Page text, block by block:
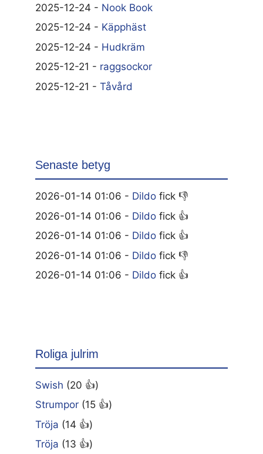
2025-12-24 - Nook Book
2025-12-24 - Käpphäst
2025-12-24 - Hudkräm
2025-12-21 - raggsockor
2025-12-21 - Tåvård
Senaste betyg
2026-01-14 01:06 - Dildo fick 👎
2026-01-14 01:06 - Dildo fick 👍
2026-01-14 01:06 - Dildo fick 👍
2026-01-14 01:06 - Dildo fick 👎
2026-01-14 01:06 - Dildo fick 👍
Roliga julrim
Swish (20 👍)
Strumpor (15 👍)
Tröja (14 👍)
Tröja (13 👍)